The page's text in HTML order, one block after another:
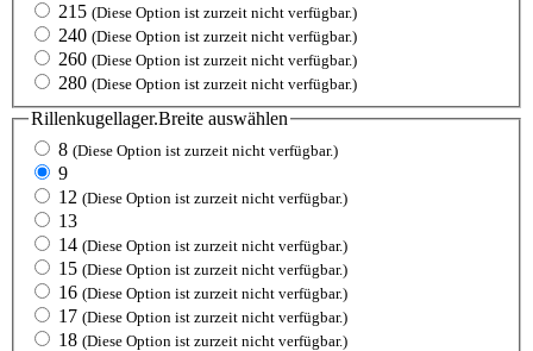
215 (Diese Option ist zurzeit nicht verfügbar.)
240 (Diese Option ist zurzeit nicht verfügbar.)
260 (Diese Option ist zurzeit nicht verfügbar.)
280 (Diese Option ist zurzeit nicht verfügbar.)
Rillenkugellager.Breite auswählen
8 (Diese Option ist zurzeit nicht verfügbar.)
9
12 (Diese Option ist zurzeit nicht verfügbar.)
13
14 (Diese Option ist zurzeit nicht verfügbar.)
15 (Diese Option ist zurzeit nicht verfügbar.)
16 (Diese Option ist zurzeit nicht verfügbar.)
17 (Diese Option ist zurzeit nicht verfügbar.)
18 (Diese Option ist zurzeit nicht verfügbar.)